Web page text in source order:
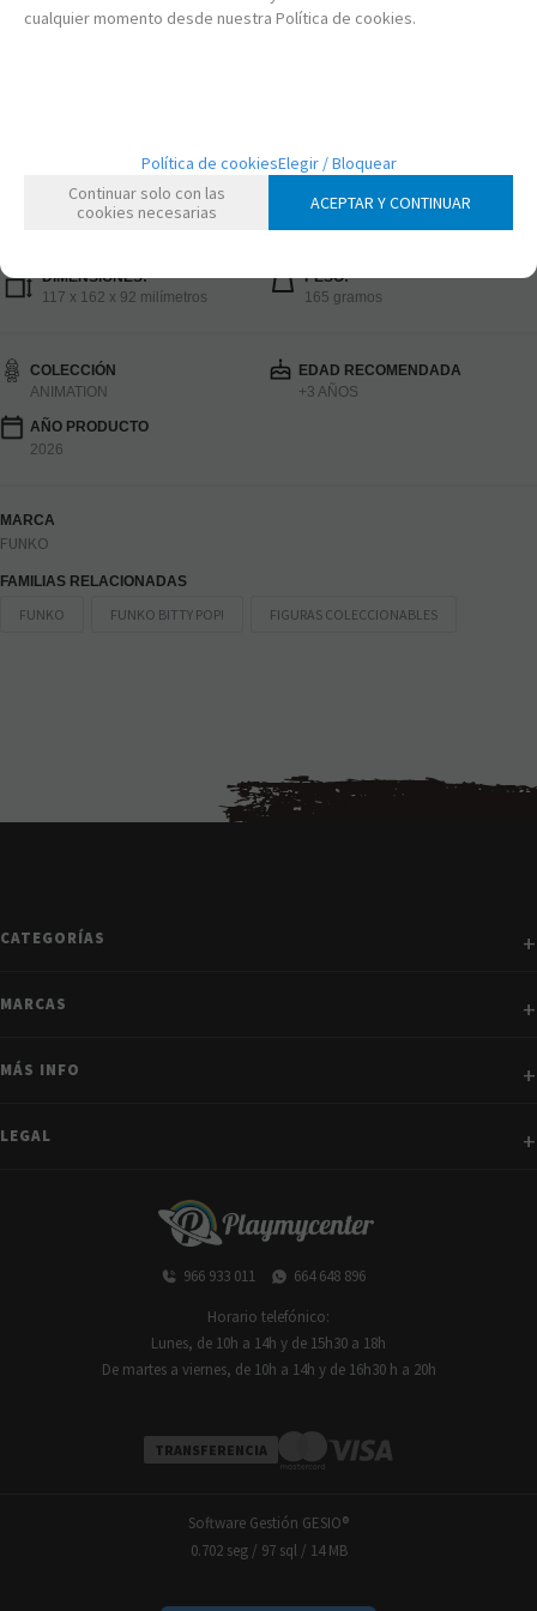
AÑADIR A CESTA
DIMENSIONES:
117 x 162 x 92 milímetros
PESO:
165 gramos
COLECCIÓN
ANIMATION
EDAD RECOMENDADA
+3 AÑOS
AÑO PRODUCTO
2026
MARCA
FUNKO
FAMILIAS RELACIONADAS
FUNKO FUNKO BITTY POP! FIGURAS COLECCIONABLES
CATEGORÍAS
MARCAS
MÁS INFO
LEGAL
966 933 011 664 648 896
Horario telefónico:
Lunes, de 10h a 14h y de 15h30 a 18h
De martes a viernes, de 10h a 14h y de 16h30 h a 20h
TRANSFERENCIA
Software Gestión GESIO®
0.702 seg / 97 sql/ 14 MB
cualquier momento desde nuestra Política de cookies.
Política de cookiesElegir / Bloquear
Continuar solo con las
cookies necesarias
ACEPTAR Y CONTINUAR